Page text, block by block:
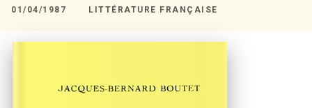
01/04/1987 LITTÉRATURE FRANÇAISE